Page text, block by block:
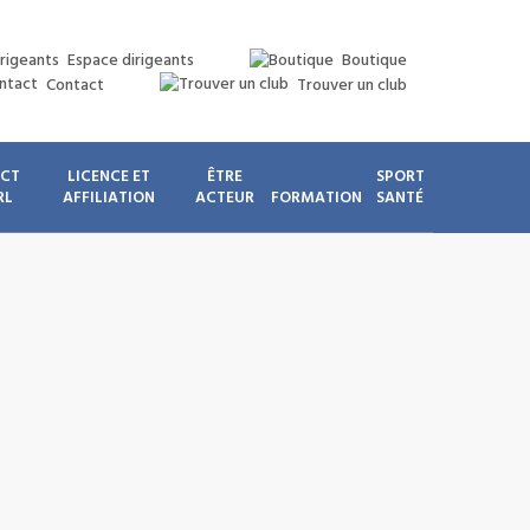
Espace dirigeants
Boutique
Contact
Trouver un club
LICENCE ET
AFFILIATION
ÊTRE
ACTEUR
FORMATION
SPORT
SANTÉ